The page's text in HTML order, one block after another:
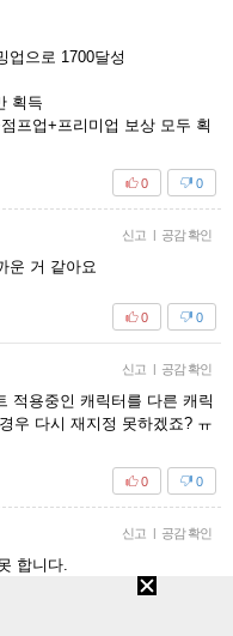
업으로 1700달성
획득
프업+프리미업 보상 모두 획
0
0
신고 | 공감 확인
운 거 같아요
0
0
신고 | 공감 확인
적용중인 캐릭터를 다른 캐릭
우 다시 재지정 못하겠죠? ㅠ
0
0
신고 | 공감 확인
합니다.